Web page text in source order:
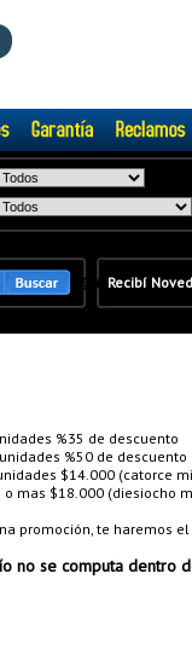
� � Recibí
%35 de descuento
%50 de descuento
$14.000 (catorce
mas $18.000 (diesiocho
promoción, te haremos
no se computa